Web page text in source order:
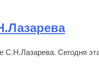
Сегодня